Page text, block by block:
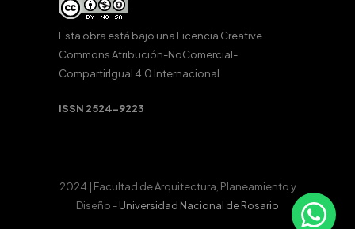
Esta obra está bajo una Licencia Creative
Commons Atribución-NoComercial-
CompartirIgual 4.0 Internacional.
ISSN 2524-9223
2024 | Facultad de Arquitectura, Planeamiento y
Diseño -Universidad Nacional de Rosario